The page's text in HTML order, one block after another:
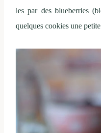
les par des blueberries
quelques cookies une